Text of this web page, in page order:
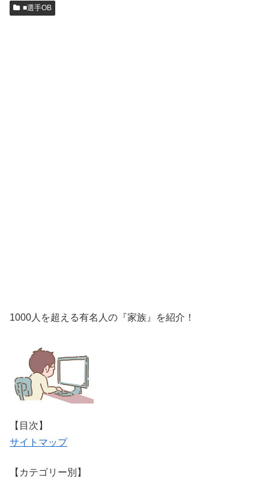
■選手OB
1000人を超える有名人の『家族』を紹介！
【目次】
サイトマップ
【カテゴリー別】